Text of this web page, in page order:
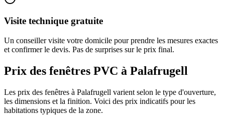
Visite technique gratuite
Un conseiller visite votre domicile pour prendre les mesures exactes
et confirmer le devis. Pas de surprises sur le prix final.
Prix des fenêtres PVC à Palafrugell
Les prix des fenêtres à Palafrugell varient selon le type d'ouverture,
les dimensions et la finition. Voici des prix indicatifs pour les
habitations typiques de la zone.